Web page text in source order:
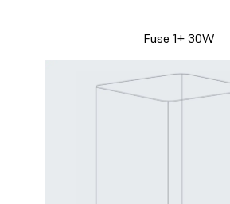
Fuse 1+ 30W